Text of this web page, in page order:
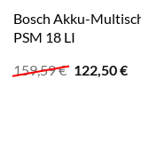
Bosch Akku-
PSM 18 LI
159,59€ 122,50€